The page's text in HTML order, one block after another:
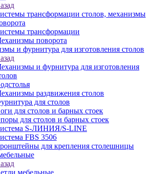
трансформации столов, механизмы
трансформации
поворота
и фурнитура для изготовления столов
и фурнитура для изготовления
раздвижения столов
для столов
для столов и барных стоек
для столов и барных стоек
S-ЛИНИЯ/S-LINE
FBS 3506
для крепления столешницы
мебельные